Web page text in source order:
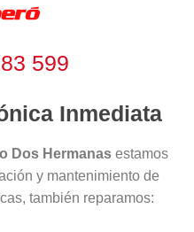
599
Inmediata
Dos Hermanasestamos
y mantenimiento de
también reparamos: